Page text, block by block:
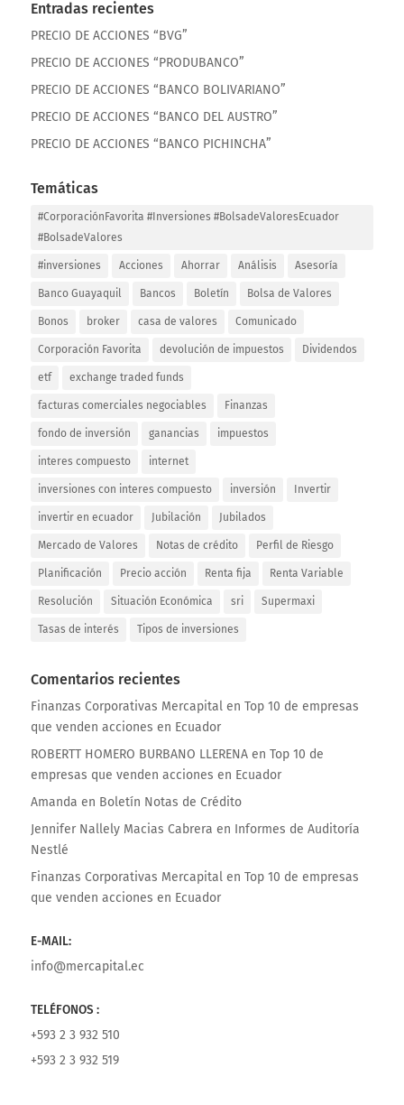
Entradas recientes
PRECIO DE ACCIONES “BVG”
PRECIO DE ACCIONES “PRODUBANCO”
PRECIO DE ACCIONES “BANCO BOLIVARIANO”
PRECIO DE ACCIONES “BANCO DEL AUSTRO”
PRECIO DE ACCIONES “BANCO PICHINCHA”
Temáticas
#CorporaciónFavorita #Inversiones #BolsadeValoresEcuador
#BolsadeValores
#inversiones Acciones Ahorrar Análisis Asesoría
Banco Guayaquil Bancos Boletín Bolsa de Valores
Bonos broker casa de valores Comunicado
Corporación Favorita devolución de impuestos Dividendos
etf exchange traded funds
facturas comerciales negociables Finanzas
fondo de inversión ganancias impuestos
interes compuesto internet
inversiones con interes compuesto inversión Invertir
invertir en ecuador Jubilación Jubilados
Mercado de Valores Notas de crédito Perfil de Riesgo
Planificación Precio acción Renta fija Renta Variable
Resolución Situación Económica sri Supermaxi
Tasas de interés Tipos de inversiones
Comentarios recientes
Finanzas Corporativas Mercapitalen Top 10 de empresas
que venden acciones en Ecuador
ROBERTT HOMERO BURBANO LLERENAen Top 10 de
empresas que venden acciones en Ecuador
Amanda en Boletín Notas de Crédito
Jennifer Nallely Macias Cabrera en Informes de Auditoría
Nestlé
Finanzas Corporativas Mercapitalen Top 10 de empresas
que venden acciones en Ecuador
E-MAIL:
info@mercapital.ec
TELÉFONOS :
+593 2 3 932 510
+593 2 3 932 519